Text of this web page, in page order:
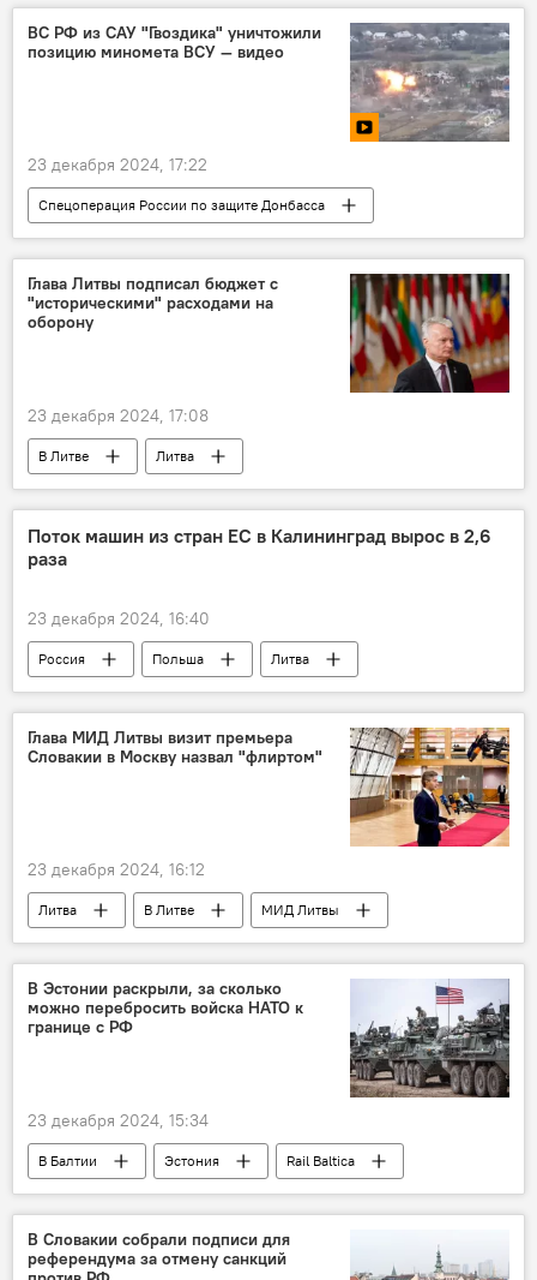
Украина
импорт газа из России
энергетический рынок
Политика
ВС РФ из САУ "Гвоздика" уничтожили
позицию миномета ВСУ — видео
23 декабря 2024, 17:22
Спецоперация России по защите Донбасса
В мире
Россия
Украина
Минобороны РФ
Глава Литвы подписал бюджет с
"историческими" расходами на
оборону
23 декабря 2024, 17:08
В Литве
Литва
расходы на оборонку
Гитанас Науседа
бюджет
Поток машин из стран ЕС в Калининград вырос в 2,6
раза
23 декабря 2024, 16:40
Россия Польша
Литва
граница
государственная граница
очередь
автомобили
пункт пропуска
пассажиры
Глава МИД Литвы визит премьера
Словакии в Москву назвал "флиртом"
23 декабря 2024, 16:12
Литва В Литве
МИД Литвы
Кястутис Будрис
Словакия
Роберт Фицо
Владимир Путин
Политика
В Эстонии раскрыли, за сколько
можно перебросить войска НАТО к
границе с РФ
23 декабря 2024, 15:34
В Балтии Эстония
Rail Baltica
Строительство Rail Baltica
железная дорога
НАТО
логистика
Россия
строительство
Политика
В Словакии собрали подписи для
референдума за отмену санкций